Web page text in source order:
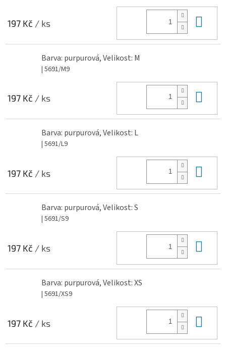
197 Kč / ks
Barva: purpurová, Velikost: M
| 5691/M9
197 Kč / ks
Barva: purpurová, Velikost: L
| 5691/L9
197 Kč / ks
Barva: purpurová, Velikost: S
| 5691/S9
197 Kč / ks
Barva: purpurová, Velikost: XS
| 5691/XS9
197 Kč / ks